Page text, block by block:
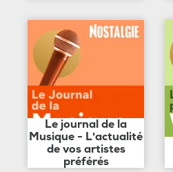
Le journal de la
Musique - L'actualité
de vos artistes
préférés